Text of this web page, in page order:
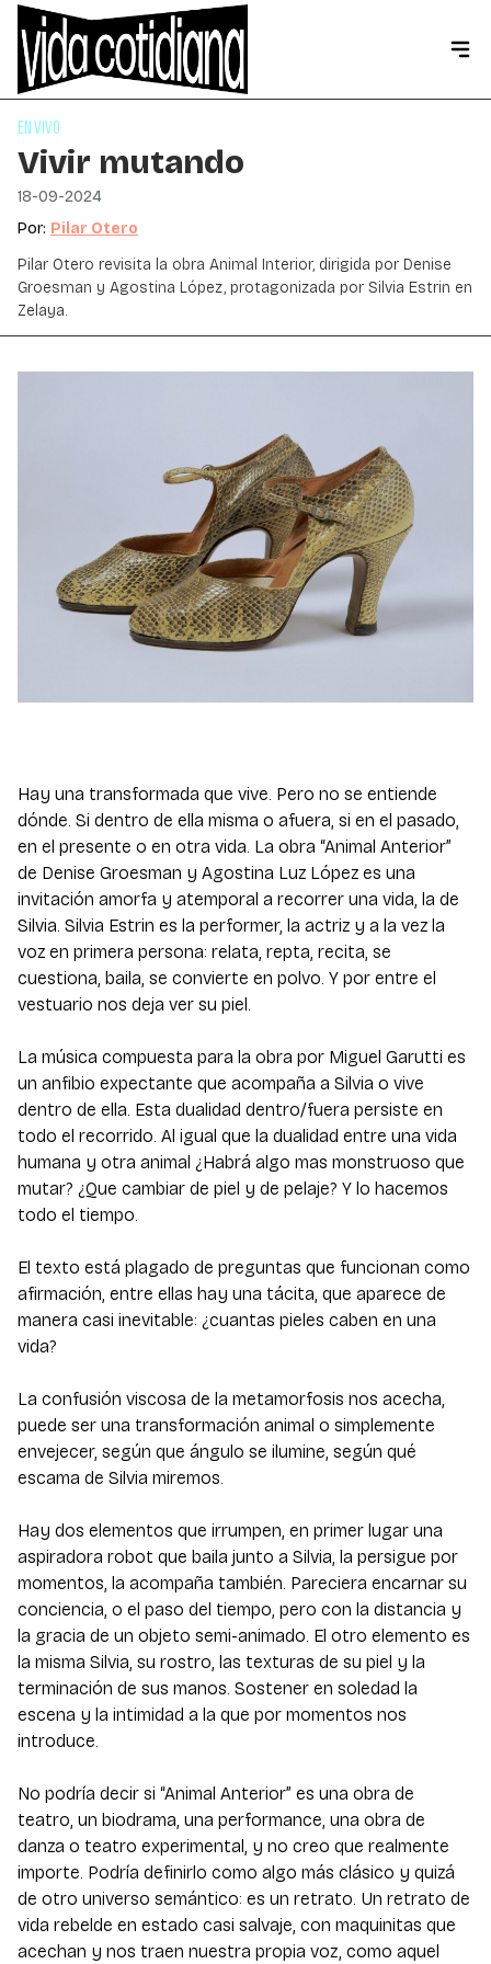
EN VIVO
Vivir mutando
18-09-2024
Por: Pilar Otero
Pilar Otero revisita la obra Animal Interior, dirigida por Denise
Groesman y Agostina López, protagonizada por Silvia Estrin en
Zelaya.
Hay una transformada que vive. Pero no se entiende
dónde. Si dentro de ella misma o afuera, si en el pasado,
en el presente o en otra vida. La obra “Animal Anterior”
de Denise Groesman y Agostina Luz López es una
invitación amorfa y atemporal a recorrer una vida, la de
Silvia. Silvia Estrin es la performer, la actriz y a la vez la
voz en primera persona: relata, repta, recita, se
cuestiona, baila, se convierte en polvo. Y por entre el
vestuario nos deja ver su piel.
La música compuesta para la obra por Miguel Garutti es
un anfibio expectante que acompaña a Silvia o vive
dentro de ella. Esta dualidad dentro/fuera persiste en
todo el recorrido. Al igual que la dualidad entre una vida
humana y otra animal ¿Habrá algo mas monstruoso que
mutar? ¿Que cambiar de piel y de pelaje? Y lo hacemos
todo el tiempo.
El texto está plagado de preguntas que funcionan como
afirmación, entre ellas hay una tácita, que aparece de
manera casi inevitable: ¿cuantas pieles caben en una
vida?
La confusión viscosa de la metamorfosis nos acecha,
puede ser una transformación animal o simplemente
envejecer, según que ángulo se ilumine, según qué
escama de Silvia miremos.
Hay dos elementos que irrumpen, en primer lugar una
aspiradora robot que baila junto a Silvia, la persigue por
momentos, la acompaña también. Pareciera encarnar su
conciencia, o el paso del tiempo, pero con la distancia y
la gracia de un objeto semi-animado. El otro elemento es
la misma Silvia, su rostro, las texturas de su piel y la
terminación de sus manos. Sostener en soledad la
escena y la intimidad a la que por momentos nos
introduce.
No podría decir si “Animal Anterior” es una obra de
teatro, un biodrama, una performance, una obra de
danza o teatro experimental, y no creo que realmente
importe. Podría definirlo como algo más clásico y quizá
de otro universo semántico: es un retrato. Un retrato de
vida rebelde en estado casi salvaje, con maquinitas que
acechan y nos traen nuestra propia voz, como aquel